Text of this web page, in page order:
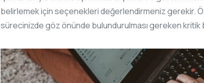
belirlemek için seçenekleri değerlendirmeniz gerekir.
sürecinizde göz önünde bulundurulması gereken kritik